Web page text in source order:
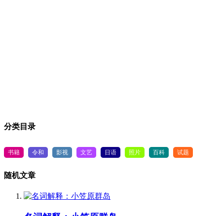
分类目录
书籍 令和 影视 文艺 日语 照片 百科 试题
随机文章